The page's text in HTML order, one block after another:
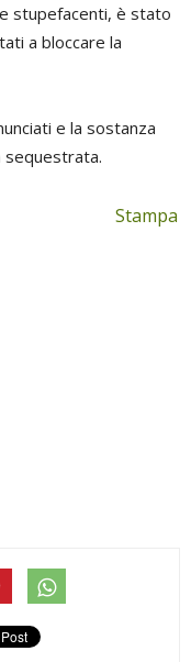
stupefacenti, è stato
a bloccare la
e la sostanza
Stampa